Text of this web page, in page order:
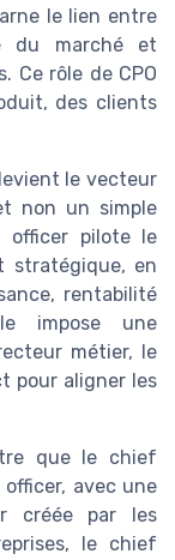
le lien entre
du marché et
Ce rôle de CPO
des clients
le vecteur
non un simple
officer pilote le
stratégique, en
rentabilité
impose une
métier, le
pour aligner les
que le chief
avec une
créée par les
le chief